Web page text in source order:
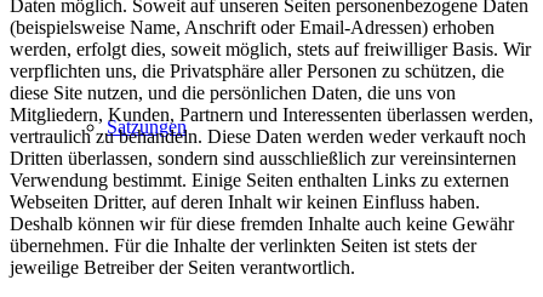
Satzungen
Daten möglich. Soweit auf unseren Seiten personenbezogene Daten
(beispielsweise Name, Anschrift oder Email-Adressen) erhoben
werden, erfolgt dies, soweit möglich, stets auf freiwilliger Basis. Wir
verpflichten uns, die Privatsphäre aller Personen zu schützen, die
diese Site nutzen, und die persönlichen Daten, die uns von
Mitgliedern, Kunden, Partnern und Interessenten überlassen werden,
vertraulich zu behandeln. Diese Daten werden weder verkauft noch
Dritten überlassen, sondern sind ausschließlich zur vereinsinternen
Verwendung bestimmt. Einige Seiten enthalten Links zu externen
Webseiten Dritter, auf deren Inhalt wir keinen Einfluss haben.
Deshalb können wir für diese fremden Inhalte auch keine Gewähr
übernehmen. Für die Inhalte der verlinkten Seiten ist stets der
jeweilige Betreiber der Seiten verantwortlich.